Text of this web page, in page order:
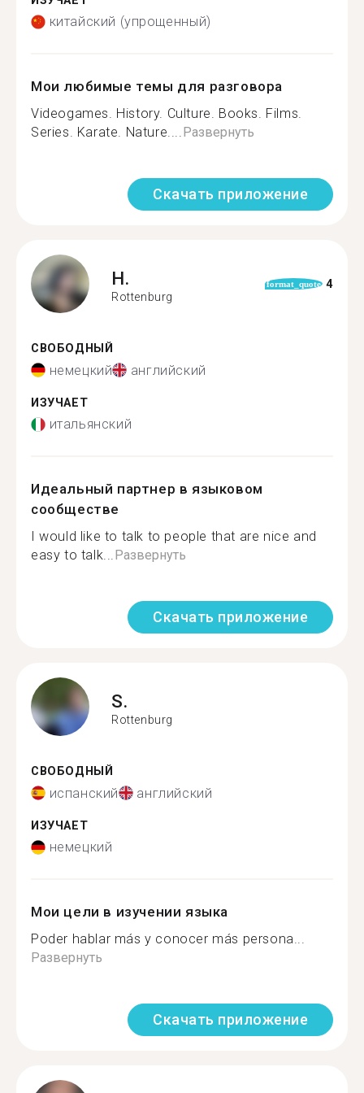
китайский (упрощенный)
Мои любимые темы для разговора
Videogames. History. Culture. Books. Films.
Series. Karate. Nature....Развернуть
Скачать приложение
H.
Rottenburg
format_quote 4
СВОБОДНЫЙ
немецкий английский
ИЗУЧАЕТ
итальянский
Идеальный партнер в языковом
сообществе
I would like to talk to people that are nice and
easy to talk...Развернуть
Скачать приложение
S.
Rottenburg
СВОБОДНЫЙ
испанский английский
ИЗУЧАЕТ
немецкий
Мои цели в изучении языка
Poder hablar más y conocer más persona...
Развернуть
Скачать приложение